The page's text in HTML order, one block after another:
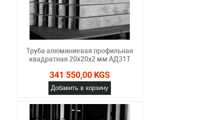
Труба алюминиевая профильная
квадратная 20х20х2 мм АД31Т
341 550,00 KGS
Добавить в корзину